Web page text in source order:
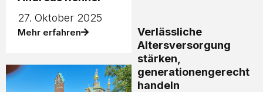
27. Oktober 2025
Mehr erfahren
Verlässliche
Altersversorgung
stärken,
generationengerecht
handeln